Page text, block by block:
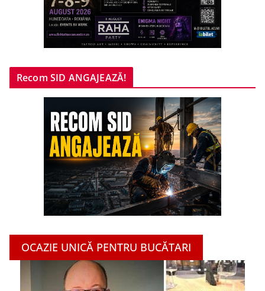
Recom SID ANGAJEAZĂ!
OCAZIE UNICĂ PENTRU BUCĂTARI